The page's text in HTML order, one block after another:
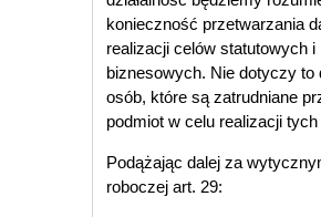
konieczność przetwarzania
realizacji celów statutowych i
biznesowych. Nie dotyczy to
osób, które są zatrudniane
podmiot w celu realizacji tych
Podążając dalej za
roboczej art. 29: